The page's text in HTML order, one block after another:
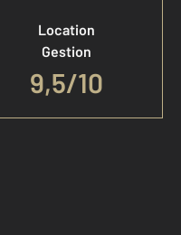
Location
Gestion
9,5/10